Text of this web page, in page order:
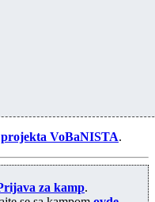
projekta VoBaNISTA.
za kamp.